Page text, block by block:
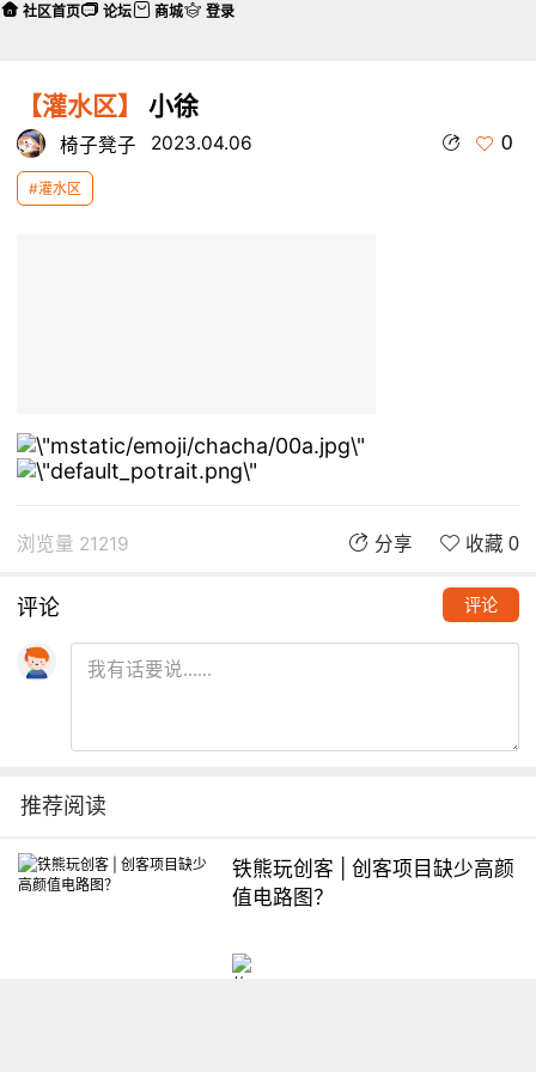
【灌水区】 小徐
椅子凳子 2023.04.06 0
#灌水区
浏览量 21219 分享 收藏 0
评论 评论
推荐阅读
铁熊玩创客 | 创客项目缺少高颜
值电路图？
社区首页 论坛 商城 登录